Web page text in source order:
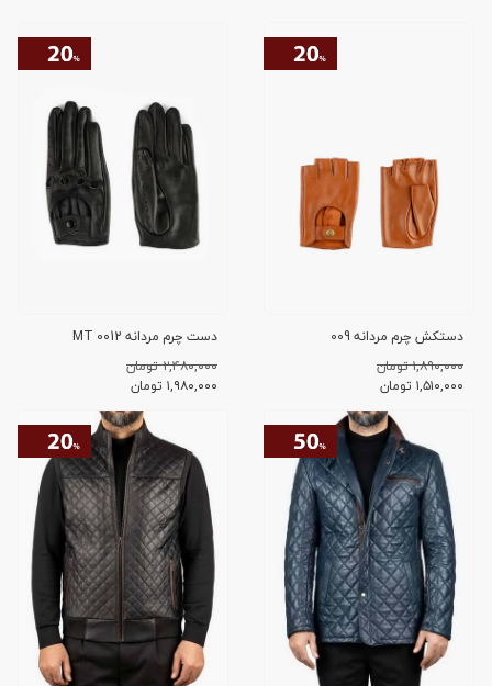
دستکش چرم مردانه 009
۱,۸۹۰,۰۰۰ تومان
۱,۵۱۰,۰۰۰ تومان
دست چرم مردانه 0012 MT
۲,۴۸۰,۰۰۰ تومان
۱,۹۸۰,۰۰۰ تومان